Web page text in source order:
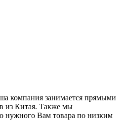
компания занимается прямыми
из Китая. Также мы
нужного Вам товара по низким